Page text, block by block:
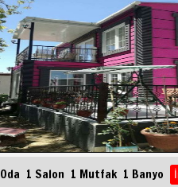
Oda 1 Salon 1 Mutfak 1 Banyo